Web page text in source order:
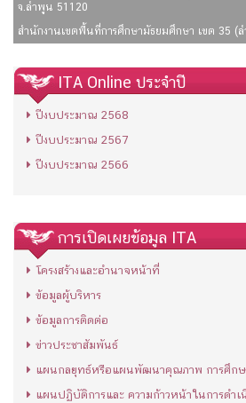
จ.ลำพูน 51120
สำนักงานเขตพื้นที่การศึกษามัธยมศึกษา เขต 35 (
ITA Online ประจำปี
ปีงบประมาณ 2568
ปีงบประมาณ 2567
ปีงบประมาณ 2566
การเปิดเผยข้อมูล ITA
โครงสร้างและอำนาจหน้าที่
ข้อมูลผู้บริหาร
ข้อมูลการติดต่อ
ข่าวประชาสัมพันธ์
แผนกลยุทธ์หรือแผนพัฒนาคุณภาพ การศึกษ
แผนปฏิบัติการและ ความก้าวหน้าในการดำเ